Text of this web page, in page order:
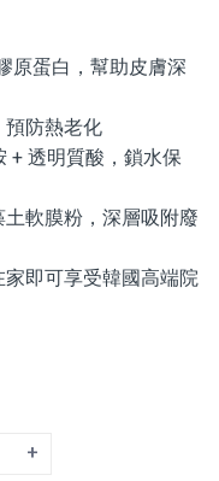
原蛋白，幫助皮膚深
預防熱老化
+ 透明質酸，鎖水保
軟膜粉，深層吸附廢
即可享受韓國高端院
+